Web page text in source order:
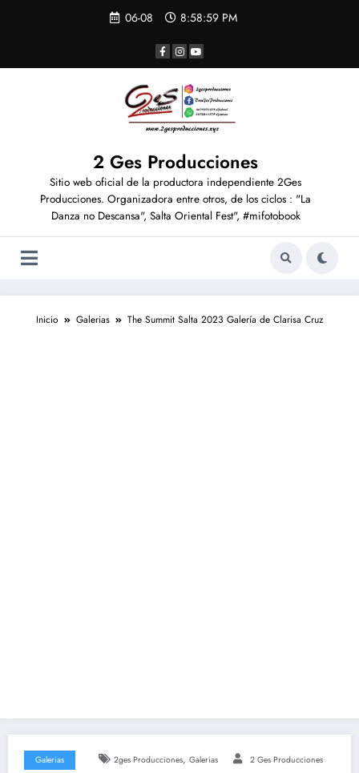
06-08 8:58:59 PM
2 Ges Producciones
Sitio web oficial de la productora independiente 2Ges
Producciones. Organizadora entre otros, de los ciclos : "La
Danza no Descansa", Salta Oriental Fest", #mifotobook
Inicio Galerias The Summit Salta 2023 Galería de Clarisa Cruz
Galerias 2ges Producciones, Galerias 2 Ges Producciones